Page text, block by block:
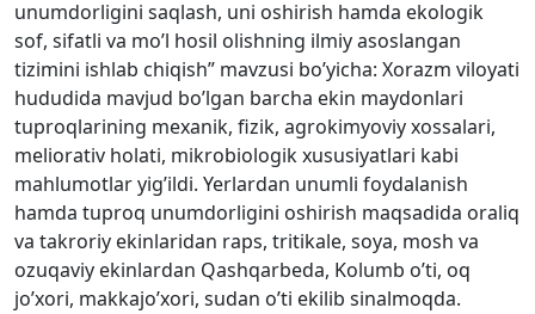
unumdorligini saqlash, uni oshirish hamda ekologik
sof, sifatli va mo’l hosil olishning ilmiy asoslangan
tizimini ishlab chiqish” mavzusi bo’yicha: Xorazm viloyati
hududida mavjud bo’lgan barcha ekin maydonlari
tuproqlarining mexanik, fizik, agrokimyoviy xossalari,
meliorativ holati, mikrobiologik xususiyatlari kabi
mahlumotlar yig’ildi. Yerlardan unumli foydalanish
hamda tuproq unumdorligini oshirish maqsadida oraliq
va takroriy ekinlaridan raps, tritikale, soya, mosh va
ozuqaviy ekinlardan Qashqarbeda, Kolumb o’ti, oq
jo’xori, makkajo’xori, sudan o’ti ekilib sinalmoqda.